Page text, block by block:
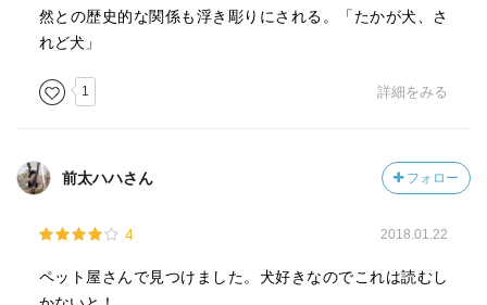
然との歴史的な関係も浮き彫りにされる。「たかが犬、さ
れど犬」
1 詳細をみる
前太ハハさん フォロー
4 2018.01.22
ペット屋さんで見つけました。犬好きなのでこれは読むし